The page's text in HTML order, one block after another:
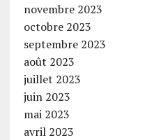
novembre 2023
octobre 2023
septembre 2023
août 2023
juillet 2023
juin 2023
mai 2023
avril 2023